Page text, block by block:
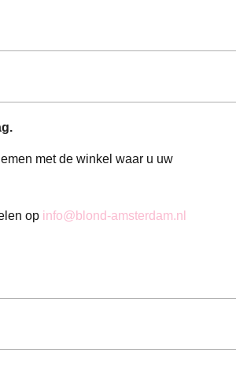
met de winkel waar u uw
op info@blond-amsterdam.nl